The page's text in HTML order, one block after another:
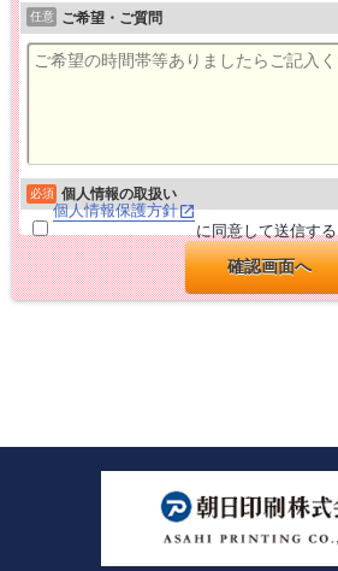
任意 ご希望・ご質問
必須 個人情報の取扱い
に同意して送信する
個人情報保護方針